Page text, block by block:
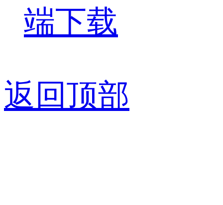
端下载
返回顶部